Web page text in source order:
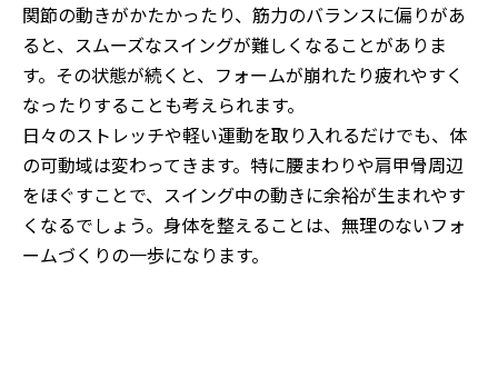
関節の動きがかたかったり、筋力のバランスに偏りがあ
ると、スムーズなスイングが難しくなることがありま
す。その状態が続くと、フォームが崩れたり疲れやすく
なったりすることも考えられます。
日々のストレッチや軽い運動を取り入れるだけでも、体
の可動域は変わってきます。特に腰まわりや肩甲骨周辺
をほぐすことで、スイング中の動きに余裕が生まれやす
くなるでしょう。身体を整えることは、無理のないフォ
ームづくりの一歩になります。